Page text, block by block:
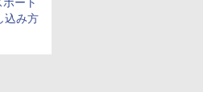
込み方